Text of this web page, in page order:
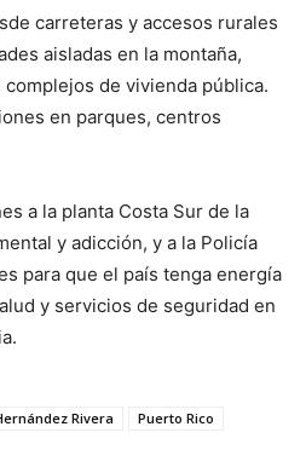
carreteras y accesos rurales
aisladas en la montaña,
de vivienda pública.
en parques, centros
a la planta Costa Sur de la
y adicción, y a la Policía
para que el país tenga energía
y servicios de seguridad en
Rivera
Puerto Rico